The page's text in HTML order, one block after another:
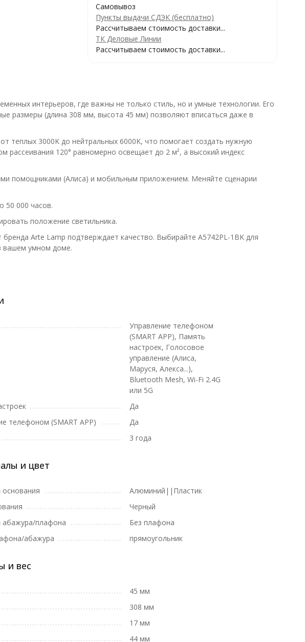
Самовывоз
Пункты выдачи СДЭК (бесплатно)
Рассчитываем стоимость доставки...
ТК Деловые Линии
Рассчитываем стоимость доставки...
интерьеров, где важны не только стиль, но и умные технологии. Его
размеры (длина 308 мм, высота 45 мм) позволяют вписаться даже в
теплых 3000K до нейтральных 6000K, что помогает создать нужную
рассеивания 120° равномерно освещает до 2 м², а высокий индекс
помощниками (Алиса) и мобильным приложением. Меняйте сценарии
50 000 часов.
положение светильника.
Arte Lamp подтверждает качество. Выбирайте A5742PL-1BK для
вашем умном доме.
Управление телефоном
(SMART APP), Память
настроек, Голосовое
управление (Алиса,
Маруся, Алекса...),
Bluetooth Mesh, Wi-Fi 2.4G
или 5G
Да
телефоном (SMART APP)
Да
3 года
и цвет
Алюминий||Пластик
Черный
абажура/плафона
Без плафона
абажура
прямоугольник
и вес
45 мм
308 мм
17 мм
44 мм